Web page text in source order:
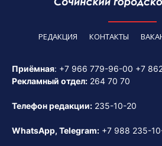
РЕДАКЦИЯ КОНТАКТЫ
Приёмная: +7 966 779-96-00 +7
Рекламный отдел: 264 70 70
Телефон редакции: 235-10-20
WhatsApp, Telegram: +7 988 235-